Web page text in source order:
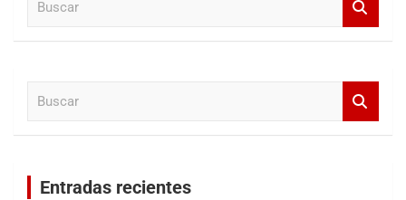
Entradas recientes